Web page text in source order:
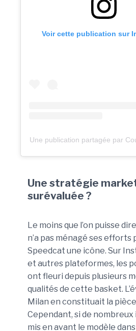
Voir cette publication sur
Une publication partagée par
Une stratégie
surévaluée ?
Le moins que l’on puisse
n’a pas ménagé ses efforts
Speedcat une icône. Sur
et autres plateformes, les
ont fleuri depuis plusieurs
qualités de cette basket.
Milan en constituait la
Cependant, si de
mis en avant le modèle